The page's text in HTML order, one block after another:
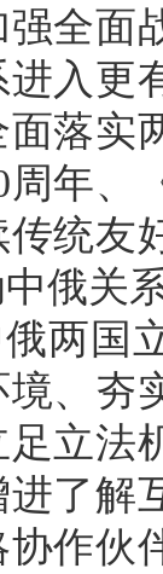
全面
入更
落实
年、
统友
俄关
两国
、夯
立法
了解
作伙